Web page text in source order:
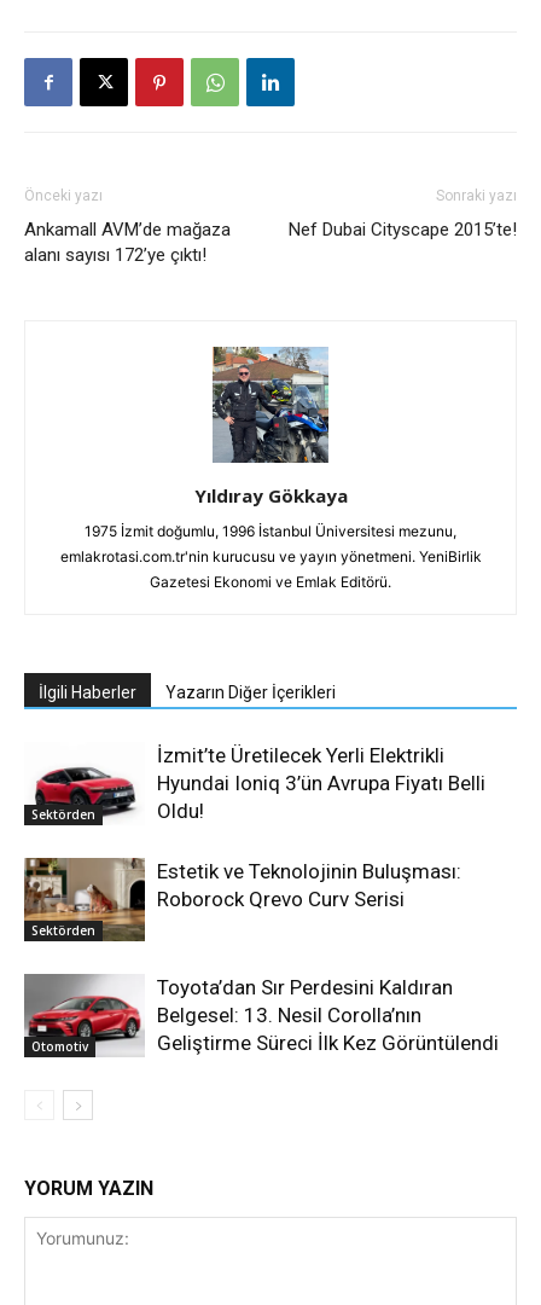
Önceki yazı
Ankamall AVM’de mağaza
alanı sayısı 172’ye çıktı!
Sonraki yazı
Nef Dubai Cityscape 2015’te!
Yıldıray Gökkaya
1975 İzmit doğumlu, 1996 İstanbul Üniversitesi mezunu,
emlakrotasi.com.tr'nin kurucusu ve yayın yönetmeni. YeniBirlik
Gazetesi Ekonomi ve Emlak Editörü.
İlgili Haberler Yazarın Diğer İçerikleri
Sektörden
İzmit’te Üretilecek Yerli Elektrikli
Hyundai Ioniq 3’ün Avrupa Fiyatı Belli
Oldu!
Sektörden
Estetik ve Teknolojinin Buluşması:
Roborock Qrevo Curv Serisi
Otomotiv
Toyota’dan Sır Perdesini Kaldıran
Belgesel: 13. Nesil Corolla’nın
Geliştirme Süreci İlk Kez Görüntülendi
YORUM YAZIN